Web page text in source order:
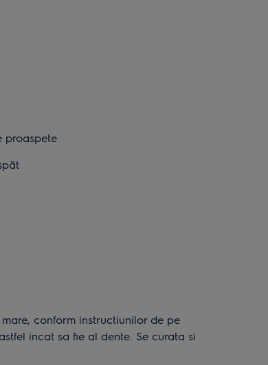
proaspete
incat sa fie al dente. Se curata si